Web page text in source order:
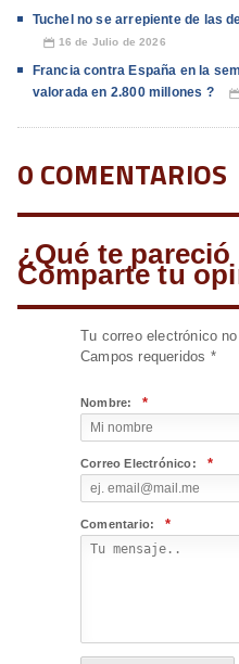
Tuchel no se arrepiente de las
📅 16 de Julio de 2026
Francia contra España en la
valorada en 2.800 millones ?
📅
0 COMENTARIOS
¿Qué te
Comparte tu
Tu correo electrónico
Campos requeridos *
Nombre: *
Correo Electrónico: *
Comentario: *